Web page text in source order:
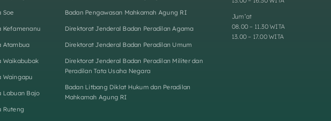
Soe
Kefamenanu
Atambua
Waikabubak
Waingapu
Labuan Bajo
Ruteng
Badan Pengawasan Mahkamah Agung RI
Direktorat Jenderal Badan Peradilan Agama
Direktorat Jenderal Badan Peradilan Umum
Direktorat Jenderal Badan Peradilan Militer dan
Peradilan Tata Usaha Negara
Badan Litbang Diklat Hukum dan Peradilan
Mahkamah Agung RI
Jum’at
08.00 – 11.30 WITA
13.00 – 17.00 WITA